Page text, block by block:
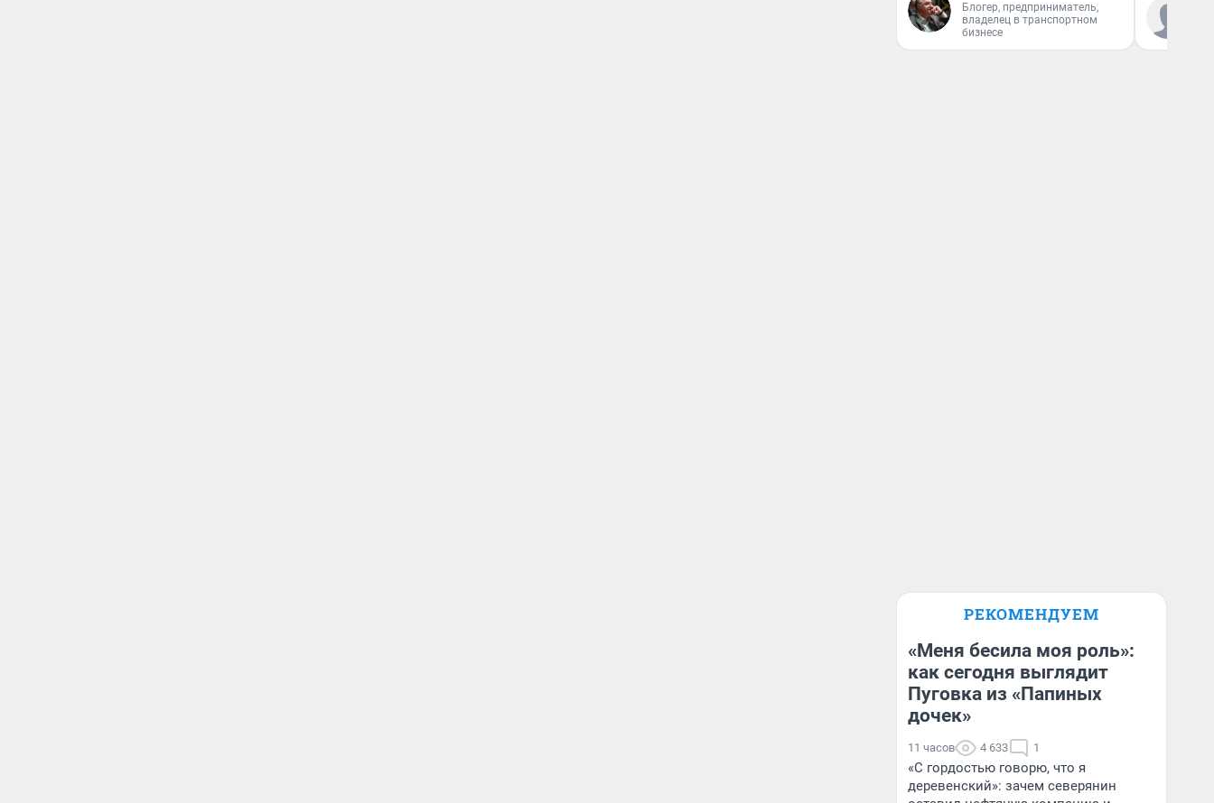
Блогер, предприниматель,
владелец в транспортном
бизнесе
РЕКОМЕНДУЕМ
«Меня бесила моя роль»:
как сегодня выглядит
Пуговка из «Папиных
дочек»
11 часов 4 633 1
«С гордостью говорю, что я
деревенский»: зачем северянин